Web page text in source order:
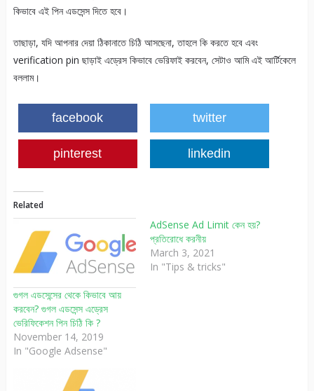
কিভাবে এই পিন এডসেন্স দিতে হবে।
তাছাড়া, যদি আপনার দেয়া ঠিকানাতে চিঠি আসছেনা, তাহলে কি করতে হবে এবং
verification pin ছাড়াই এড্রেস কিভাবে ভেরিফাই করবেন, সেটাও আমি এই আর্টিকেলে
বললাম।
facebook twitter
pinterest linkedin
Related
গুগল এডসেন্সের থেকে কিভাবে আয়
করবেন? গুগল এডসেন্স এড্রেস
ভেরিফিকেশন পিন চিঠি কি ?
November 14, 2019
In "Google Adsense"
AdSense Ad Limit কেন হয়?
প্রতিরোধে করনীয়
March 3, 2021
In "Tips & tricks"